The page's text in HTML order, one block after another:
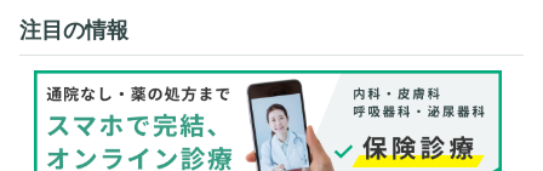
注目の情報